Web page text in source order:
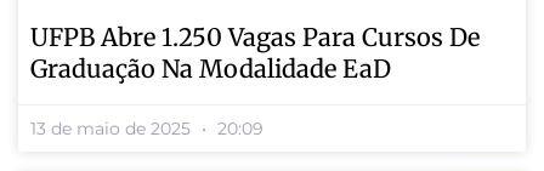
UFPB Abre 1.250 Vagas Para Cursos De
Graduação Na Modalidade EaD
13 de maio de 2025 20:09